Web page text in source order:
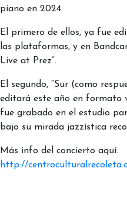
piano en 2024:
El primero de ellos, ya fue
las plataformas, y en
Live at Prez”.
El segundo, “Sur (como
editará este año en formato
fue grabado en el estudio
bajo su mirada jazzística
Más info del concierto aquí:
http://